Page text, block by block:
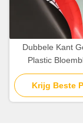
Dubbele Kant
Plastic
Wrapping Paper
Krijg Beste